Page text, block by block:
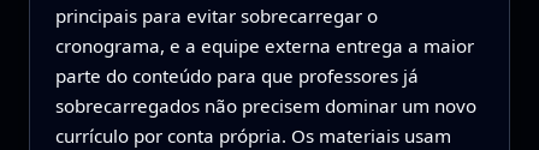
principais para evitar sobrecarregar o
cronograma, e a equipe externa entrega a maior
parte do conteúdo para que professores já
sobrecarregados não precisem dominar um novo
currículo por conta própria. Os materiais usam